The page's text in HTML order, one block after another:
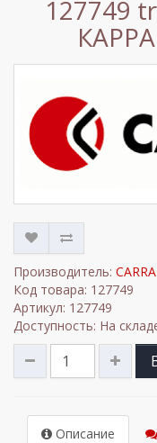
127749
Производитель:
Код товара: 127749
Артикул: 127749
Доступность: На
Описание